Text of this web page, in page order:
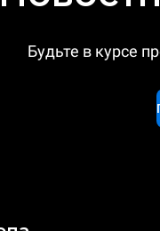
Будьте в курсе